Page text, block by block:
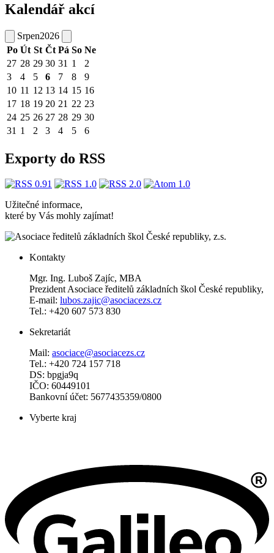
Kalendář akcí
Srpen2026
Po Út St Čt Pá So Ne
27 28 29 30 31 1
2
3
4 5 6 7 8
9
10 11 12 13 14 15 16
17 18 19 20 21 22 23
24 25 26 27 28 29 30
31 1 2 3 4 5 6
Exporty do RSS
Užitečné informace,
které by Vás mohly zajímat!
Kontakty
Mgr. Ing. Luboš Zajíc, MBA
Prezident Asociace ředitelů základních škol České republiky,
E-mail: lubos.zajic@asociacezs.cz
Tel.: +420 607 573 830
Sekretariát
Mail: asociace@asociacezs.cz
Tel.: +420 724 157 718
DS: bpgja9q
IČO: 60449101
Bankovní účet: 5677435359/0800
Vyberte kraj